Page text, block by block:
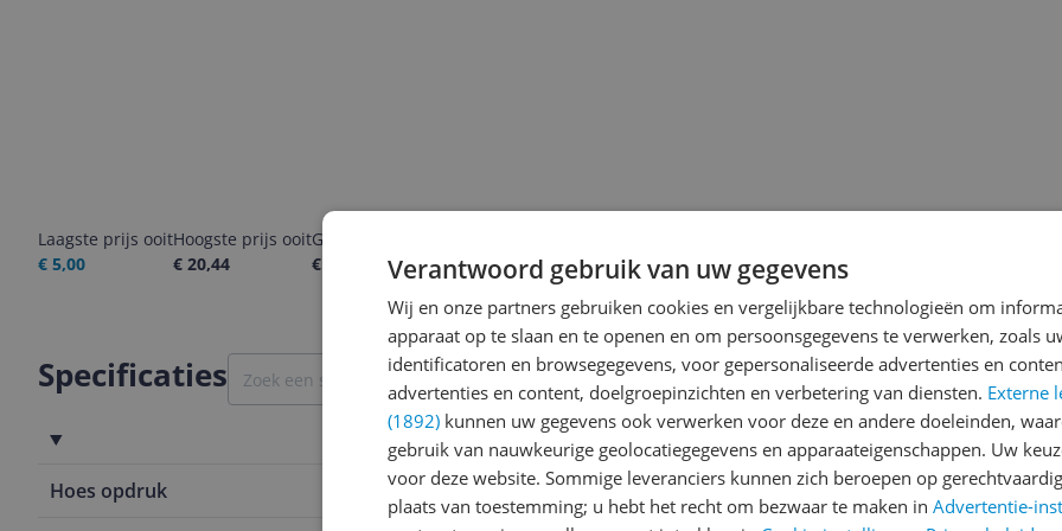
Laagste prijs ooit
€ 5,00
Hoogste prijs ooit
€ 20,44
Goedkoopste nu
€ 14,99
09-08-2026
Specificaties
Kenmerken
Hoes opdruk
Nee
Reviews
Er zijn nog geen
Heb jij dit product in bezit
met het schrijven van je
een review gemiddeld
Verantwoord gebruik van uw gegevens
Wij en onze partners gebruiken cookies en vergelijkbare technologieën om
apparaat op te slaan en te openen en om persoonsgegevens te verwerken, zoals
identificatoren en browsegegevens, voor gepersonaliseerde advertenties en
advertenties en content, doelgroepinzichten en verbetering van diensten. Externe
(1892) kunnen uw gegevens ook verwerken voor deze en andere doeleinden,
gebruik van nauwkeurige geolocatiegegevens en apparaateigenschappen. Uw
voor deze website. Sommige leveranciers kunnen zich beroepen op
plaats van toestemming; u hebt het recht om bezwaar te maken in Advertentie-